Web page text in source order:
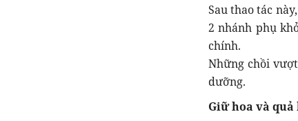
Sau thao tác
2 nhánh phụ
chính.
Những chồi
dưỡng.
Giữ hoa và